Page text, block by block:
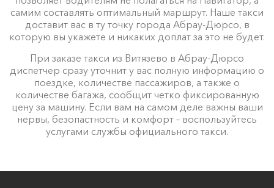
самим составлять оптимальный маршрут. Наше такси
доставит вас в ту точку города Абрау-Дюрсо, в
которую вы укажете и никаких доплат за это не будет.
При заказе такси из Витязево в Абрау-Дюрсо
диспетчер сразу уточнит у вас полную информацию о
поездке, количестве пассажиров, а также о
количестве багажа, сообщит четко фиксированную
цену за машину. Если вам на самом деле важны ваши
нервы, безопастность и комфорт – воспользуйтесь
услугами службы официального такси.